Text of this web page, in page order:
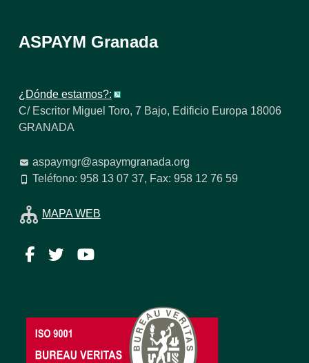
ASPAYM Granada
¿Dónde estamos?:
C/ Escritor Miguel Toro, 7 Bajo, Edificio Europa 18006
GRANADA
aspaymgr@aspaymgranada.org
Teléfono: 958 13 07 37, Fax: 958 12 76 59
MAPA WEB
Facebook
TwitterYouTube